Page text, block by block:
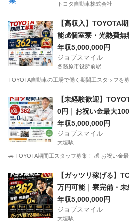
トヨタ自動車株式会社
【高収入】TOYOTA
能💰個室寮・光熱費無
年収5,000,000円
ジョブスマイル
各務原市役所前駅
TOYOTA自動車の工場で働く期間工スタッ
各務原市役所前駅
【未経験歓迎】
0円｜お祝い金最大
年収5,000,000円
ジョブスマイル
大垣駅
🚗 TOYOTA期間工スタッフ募集！ 💰 お祝い金
大垣駅 工場 未経験
【ガッツリ稼げる】
万円可能｜寮完備・
年収5,000,000円
ジョブスマイル
大垣駅